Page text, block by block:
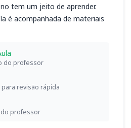
tem um jeito de aprender.
é acompanhada de materiais
do professor
revisão rápida
do professor